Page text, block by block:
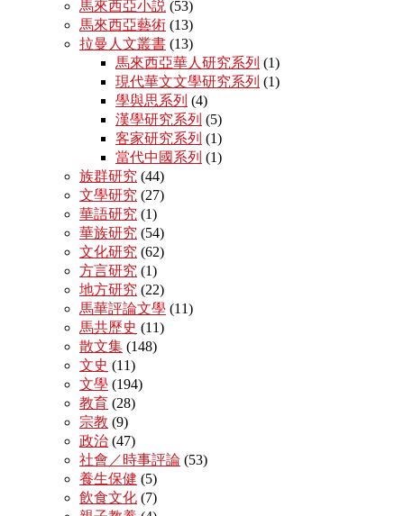
馬來西亞小説 (53)
馬來西亞藝術 (13)
拉曼人文叢書 (13)
馬來西亞華人研究系列 (1)
現代華文文學研究系列 (1)
學與思系列 (4)
漢學研究系列 (5)
客家研究系列 (1)
當代中國系列 (1)
族群研究 (44)
文學研究 (27)
華語研究 (1)
華族研究 (54)
文化研究 (62)
方言研究 (1)
地方研究 (22)
馬華評論文學 (11)
馬共歷史 (11)
散文集 (148)
文史 (11)
文學 (194)
教育 (28)
宗教 (9)
政治 (47)
社會／時事評論 (53)
養生保健 (5)
飲食文化 (7)